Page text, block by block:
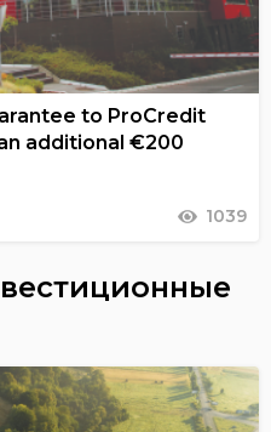
to ProCredit
additional €200
1039